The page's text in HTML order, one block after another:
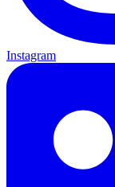
Instagram